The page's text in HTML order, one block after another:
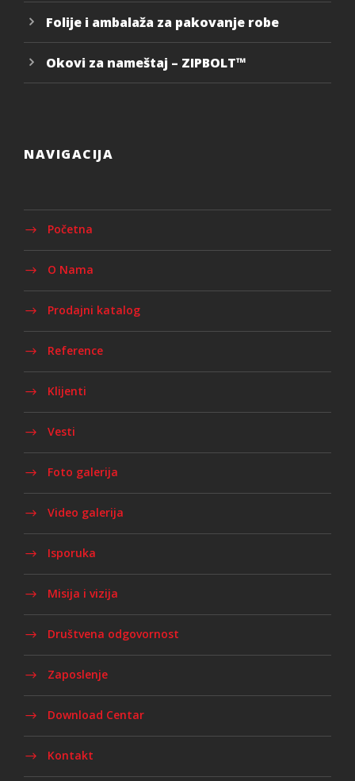
Folije i ambalaža za pakovanje robe
Okovi za nameštaj – ZIPBOLT™
NAVIGACIJA
Početna
O Nama
Prodajni katalog
Reference
Klijenti
Vesti
Foto galerija
Video galerija
Isporuka
Misija i vizija
Društvena odgovornost
Zaposlenje
Download Centar
Kontakt